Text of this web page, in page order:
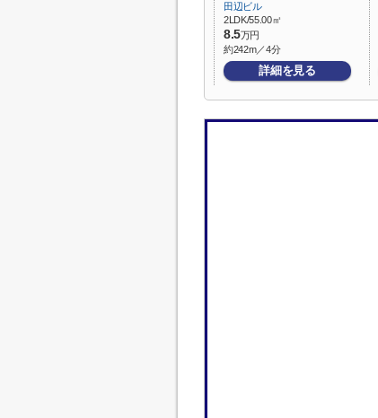
田辺ビル
2LDK/55.00㎡
8.5万円
約242m／4分
詳細を見る